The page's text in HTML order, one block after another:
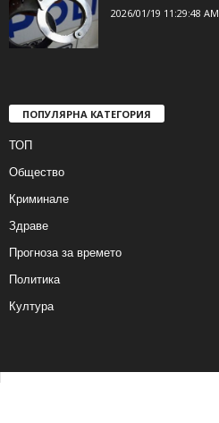
2026/01/19 11:29:48 AM
ПОПУЛЯРНА КАТЕГОРИЯ
ТОП
Общество
Криминале
Здраве
Прогноза за времето
Политика
Култура